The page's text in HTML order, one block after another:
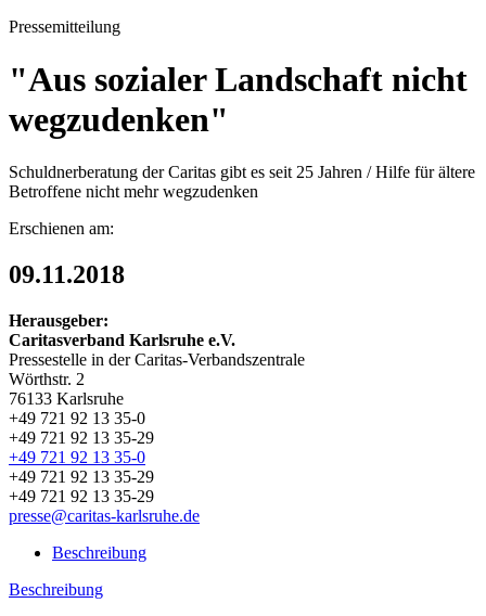
Pressemitteilung
"Aus sozialer Landschaft nicht
wegzudenken"
Schuldnerberatung der Caritas gibt es seit 25 Jahren / Hilfe für ältere
Betroffene nicht mehr wegzudenken
Erschienen am:
09.11.2018
Herausgeber:
Caritasverband Karlsruhe e.V.
Pressestelle in der Caritas-Verbandszentrale
Wörthstr. 2
76133 Karlsruhe
+49 721 92 13 35-0
+49 721 92 13 35-29
+49 721 92 13 35-0
+49 721 92 13 35-29
+49 721 92 13 35-29
presse@caritas-karlsruhe.de
Beschreibung
Beschreibung